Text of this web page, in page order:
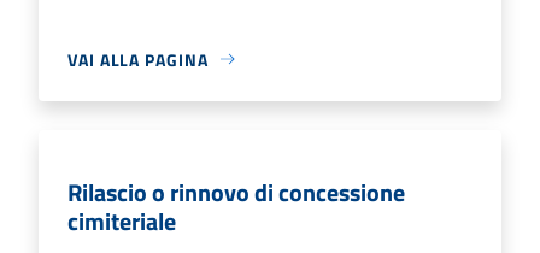
VAI ALLA PAGINA
Rilascio o rinnovo di concessione
cimiteriale